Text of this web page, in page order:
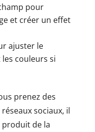
pour
et créer un effet
ajuster le
couleurs si
prenez des
sociaux, il
de la